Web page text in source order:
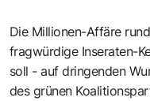
Die Millionen-Affäre
fragwürdige Inseraten-
soll - auf dringenden
des grünen